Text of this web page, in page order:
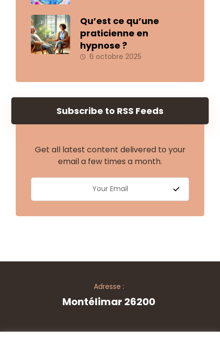
Qu’est ce qu’une
praticienne en
hypnose ?
6 octobre 2025
Subscribe to RSS Feeds
Get all latest content delivered to your
email a few times a month.
Adresse :
Montélimar 26200